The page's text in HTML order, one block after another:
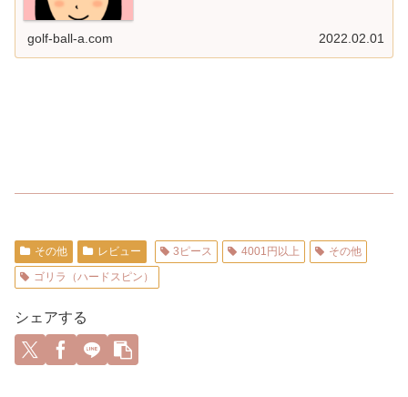
golf-ball-a.com 2022.02.01
その他 レビュー 3ピース 4001円以上
その他
ゴリラ（ハードスピン）
シェアする